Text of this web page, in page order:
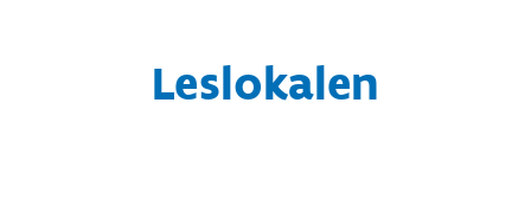
Leslokalen